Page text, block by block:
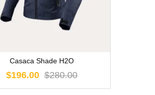
Casaca Shade H2O
$280.00
$196.00